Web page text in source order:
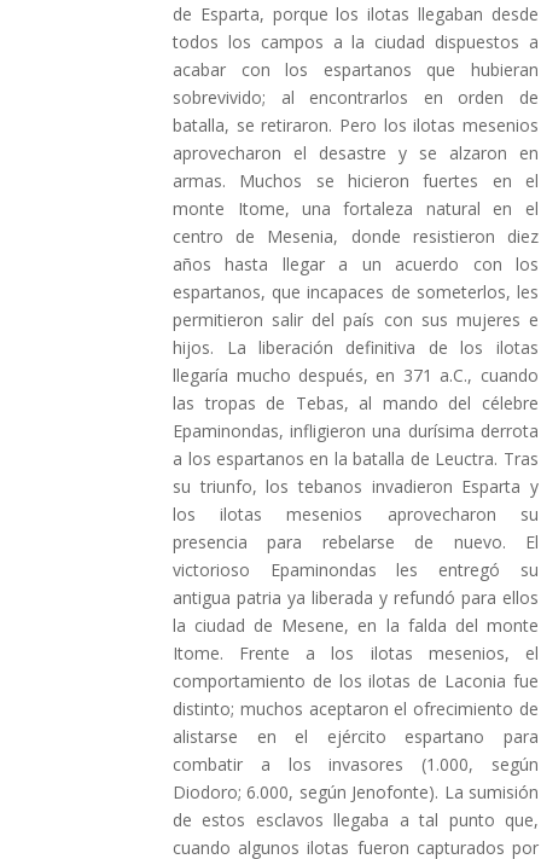
de Esparta, porque los ilotas llegaban desde
todos los campos a la ciudad dispuestos a
acabar con los espartanos que hubieran
sobrevivido; al encontrarlos en orden de
batalla, se retiraron. Pero los ilotas mesenios
aprovecharon el desastre y se alzaron en
armas. Muchos se hicieron fuertes en el
monte Itome, una fortaleza natural en el
centro de Mesenia, donde resistieron diez
años hasta llegar a un acuerdo con los
espartanos, que incapaces de someterlos, les
permitieron salir del país con sus mujeres e
hijos. La liberación definitiva de los ilotas
llegaría mucho después, en 371 a.C., cuando
las tropas de Tebas, al mando del célebre
Epaminondas, infligieron una durísima derrota
a los espartanos en la batalla de Leuctra. Tras
su triunfo, los tebanos invadieron Esparta y
los ilotas mesenios aprovecharon su
presencia para rebelarse de nuevo. El
victorioso Epaminondas les entregó su
antigua patria ya liberada y refundó para ellos
la ciudad de Mesene, en la falda del monte
Itome. Frente a los ilotas mesenios, el
comportamiento de los ilotas de Laconia fue
distinto; muchos aceptaron el ofrecimiento de
alistarse en el ejército espartano para
combatir a los invasores (1.000, según
Diodoro; 6.000, según Jenofonte). La sumisión
de estos esclavos llegaba a tal punto que,
cuando algunos ilotas fueron capturados por